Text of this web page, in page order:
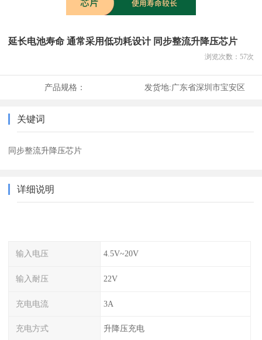
延长电池寿命 通常采用低功耗设计 同步整流升降压芯片
浏览次数： 57次
产品规格： 发货地:广东省深圳市宝安区
关键词
同步整流升降压芯片
详细说明
输入电压 4.5V~20V
输入耐压 22V
充电电流 3A
充电方式 升降压充电